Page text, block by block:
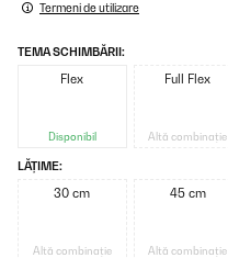
Termeni de utilizare
TEMA SCHIMBĂRII:
Flex
Disponibil
Full Flex
Altă combinație
LĂȚIME:
30 cm
Altă combinație
45 cm
Altă combinație